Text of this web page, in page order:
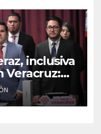
inclusiva
Veracruz: